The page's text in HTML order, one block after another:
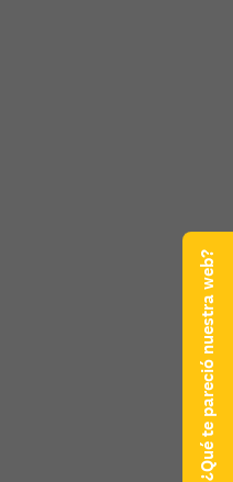
¿Qué te pareció nuestra web?